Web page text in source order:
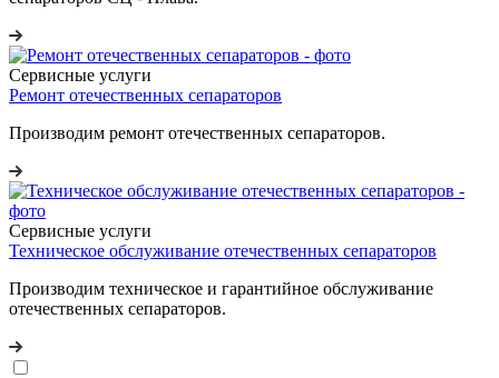
Сервисные услуги
Ремонт отечественных сепараторов
Производим ремонт отечественных сепараторов.
Сервисные услуги
Техническое обслуживание отечественных сепараторов
Производим техническое и гарантийное обслуживание
отечественных сепараторов.